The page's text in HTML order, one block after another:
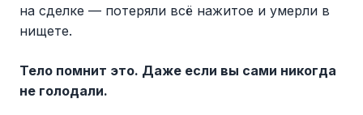
на сделке — потеряли всё нажитое и умерли в
нищете.
Тело помнит это. Даже если вы сами никогда
не голодали.